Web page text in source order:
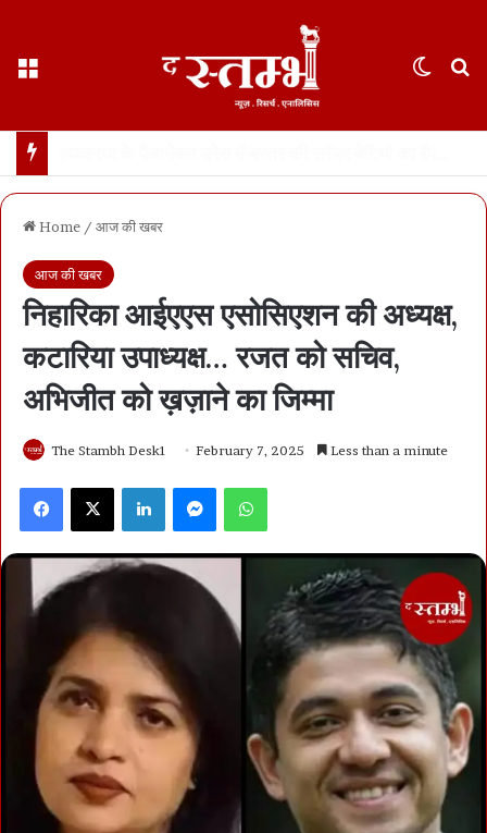
Home / आज की खबर
आज की खबर
निहारिका आईएएस एसोसिएशन की अध्यक्ष,
कटारिया उपाध्यक्ष… रजत को सचिव,
अभिजीत को ख़ज़ाने का जिम्मा
The Stambh Desk1 February 7, 2025 Less than a minute
Facebook X LinkedIn